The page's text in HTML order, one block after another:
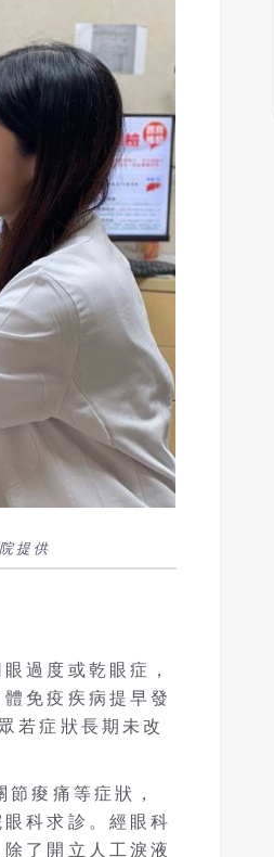
提供
過度或乾眼症，
免疫疾病提早發
若症狀長期未改
痠痛等症狀，
科求診。經眼科
了開立人工淚液